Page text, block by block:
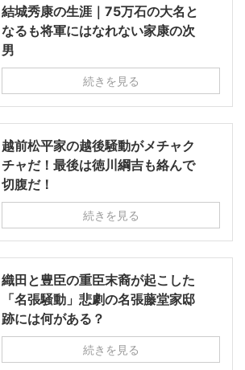
結城秀康の生涯｜75万石の大名と
なるも将軍にはなれない家康の次
男
続きを見る
越前松平家の越後騒動がメチャク
チャだ！最後は徳川綱吉も絡んで
切腹だ！
続きを見る
織田と豊臣の重臣末裔が起こした
「名張騒動」悲劇の名張藤堂家邸
跡には何がある？
続きを見る